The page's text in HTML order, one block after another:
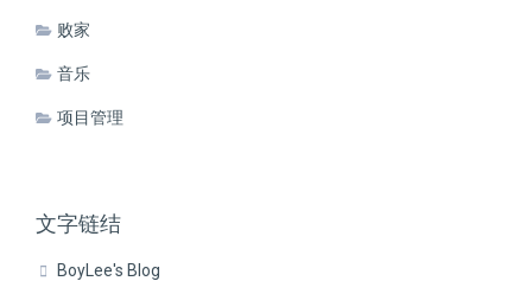
败家
音乐
项目管理
文字链结
BoyLee's Blog